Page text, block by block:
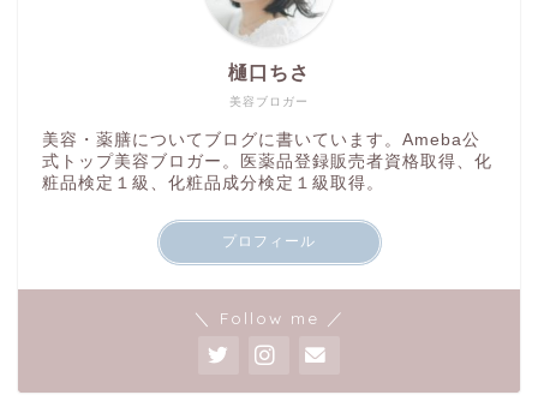
美容ブロガー
樋口ちさ
美容・薬膳についてブログに書いています。Ameba公
式トップ美容ブロガー。医薬品登録販売者資格取得、化
粧品検定１級、化粧品成分検定１級取得。
プロフィール
＼ Follow me ／